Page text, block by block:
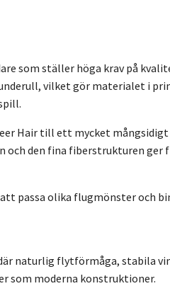
som ställer höga krav på
vilket gör materialet i
Hair till ett mycket
den fina fiberstrukturen ger
passa olika flugmönster och
naturlig flytförmåga, stabila
som moderna konstruktioner.